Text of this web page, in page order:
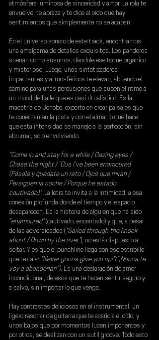
atmósfera luminosa de sinceridad y amor. La rola te
envuelve, te abraza y te dice al oído que hay
sentimientos que simplemente no se acaban.
En el universo sonoro de este track, encontramos
una amalgama de detalles exquisitos. Los panderos
suenan como susurros, dándole ese toque orgánico
y misterioso. Luego, unos sintetizadores
impactantes y atmosféricos te elevan, abriendo el
camino para unas percusiones que suben el ritmo a
un mood de baile que es casi ritualístico. Es la
maestría de Bonobo, experto en crear paisajes que
te conectan en la pista y con el alma, lo que hace
que esta intensidad se maneje a la perfección, sin
abrumar, solo envolviendo.
"Come in and stay for a while / Gazing eyes /
Chase the night / ‘Cus I’ve been enamoured
(Pásale y quédate un rato / Ojos que miran /
Persiguen la noche / Porque he estado
cautivado)". La letra te invita a la intimidad, a esa
conexión profunda donde el tiempo y el espacio
desaparecen. Es la historia de alguien que ha sido
"enamoured" (cautivado, encantado) y que, a pesar
de las adversidades ( "Sailed through the knock
about / Down by the river” ), no está dispuesto a
soltar. Y es que el punchline llega con ese estribillo
que te cala: "Never gonna give you up!"(“¡Nunca te
voy a abandonar!”). Es una declaración de amor
incondicional, de esos que te hacen sentir seguro y
a salvo, sin importar lo que venga.
Hay contrastes deliciosos en el instrumental: un
ligero resonar de guitarra que te acaricia el oído, y
unos bajos que por momentos lucen imponentes y
por otros, se deslizan con un sutil groove. Todo esto